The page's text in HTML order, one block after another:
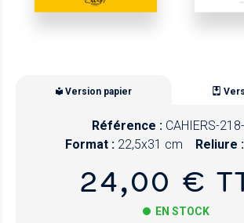
Version papier
Référence : CAHIERS-
Format : 22,5x31 cm Reliure :
24,00 €
EN STOCK